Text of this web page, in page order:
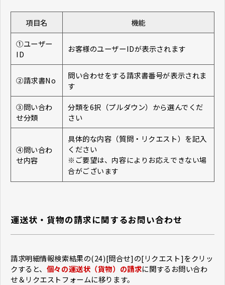
項目名
機能
①ユーザー
ID
お客様のユーザーIDが表示されます
②請求書No
問い合わせをする請求書番号が表示されま
す
③問い合わ
せ分類
分類を6択（プルダウン）から選んでくだ
さい
④問い合わ
せ内容
具体的な内容（質問・リクエスト）を記入
ください
※ご要望は、内容によりお応えできない場
合がございます
運送状・貨物の請求に関するお問い合わせ
請求明細情報検索結果の(24)[問合せ]の[リクエスト]をクリッ
クすると、 個々の運送状（貨物）の請求に関するお問い合わ
せ＆リクエストフォームに移ります。